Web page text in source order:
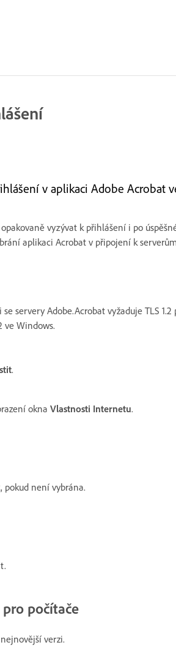
v aplikaci Adobe Acrobat
vyzývat k přihlášení i po
aplikaci Acrobat v připojení k
servery Adobe.Acrobat vyžaduje TLS
ve Windows.
.
okna Vlastnosti Internetu.
, pokud není vybrána.
počítače
verzi.